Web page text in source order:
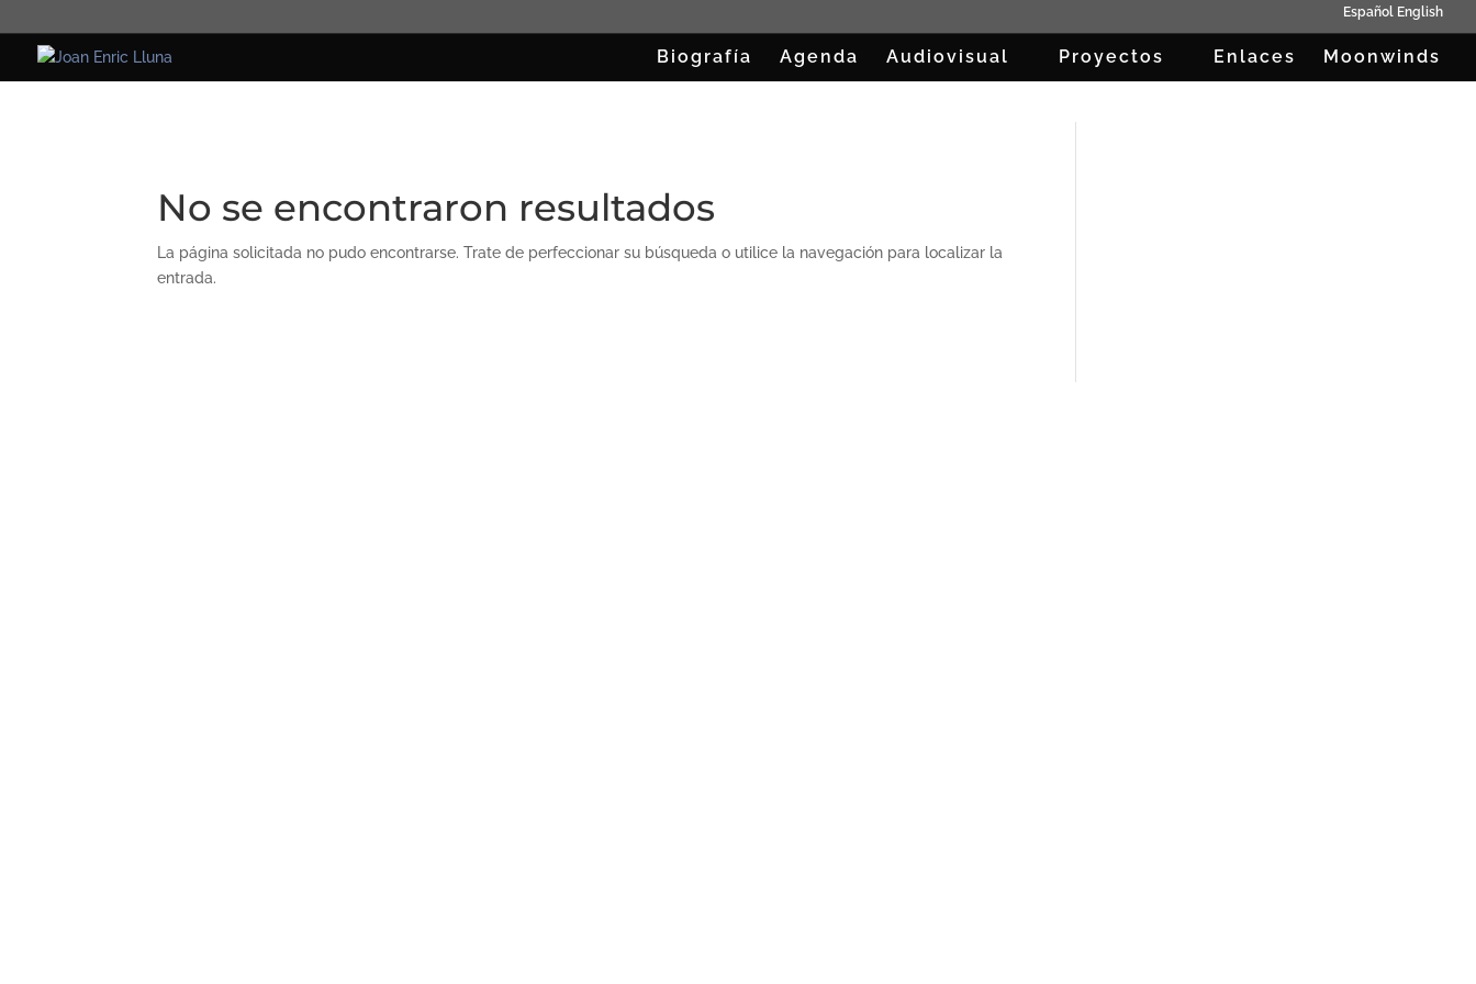
Español English
Biografía Agenda Audiovisual Proyectos Enlaces Moonwinds
No se encontraron resultados
La página solicitada no pudo encontrarse. Trate de perfeccionar su búsqueda o utilice la navegación para localizar la
entrada.